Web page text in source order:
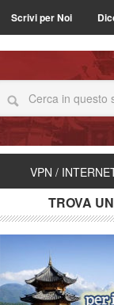
Scrivi per Noi
VPN /
TROVA